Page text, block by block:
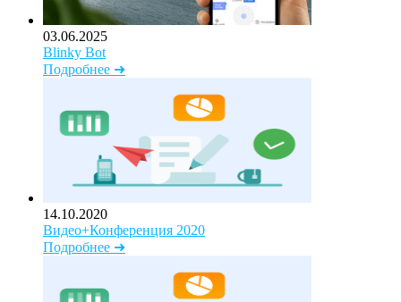
03.06.2025
Blinky Bot
Подробнее ➜
14.10.2020
Видео+Конференция 2020
Подробнее ➜